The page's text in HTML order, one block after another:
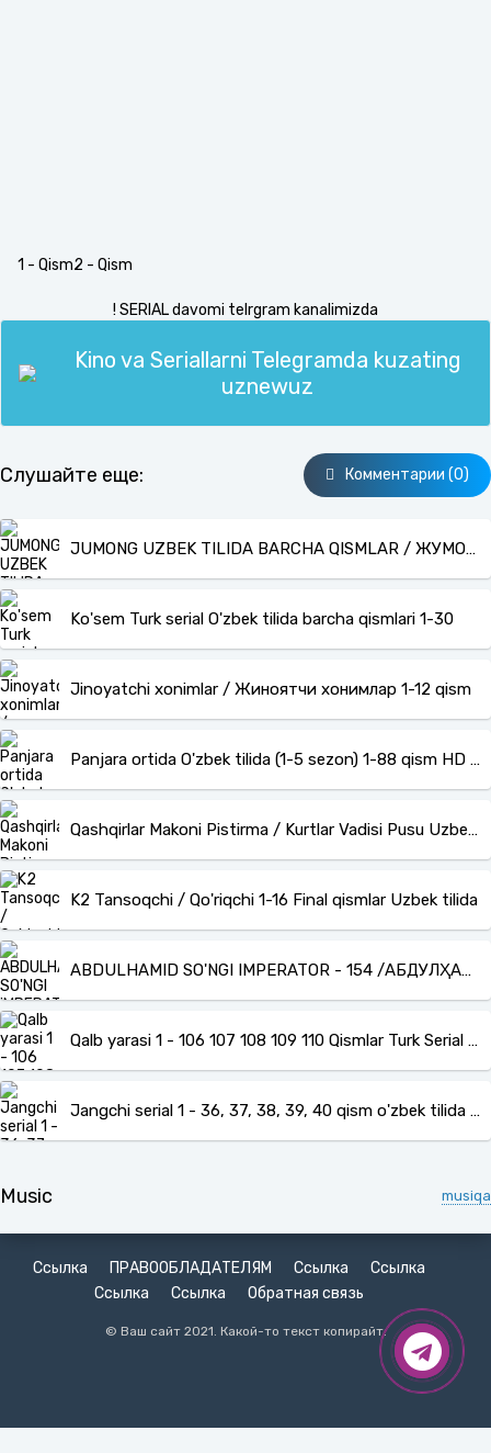
1 - Qism2 - Qism
! SERIAL davomi telrgram kanalimizda
Kino va Seriallarni Telegramda kuzating
uznewuz
Слушайте еще: Комментарии (0)
JUMONG UZBEK TILIDA BARCHA QISMLAR / ЖУМОНГ – УЗБЕК ТИЛИДА (1-162) КОРЕЯ СЕРИАЛИ
Ko'sem Turk serial O'zbek tilida barcha qismlari 1-30
Jinoyatchi xonimlar / Жиноятчи хонимлар 1-12 qism
Panjara ortida O'zbek tilida (1-5 sezon) 1-88 qism HD barcha qismlar
Qashqirlar Makoni Pistirma / Kurtlar Vadisi Pusu Uzbek tilida barcha qismlar
K2 Tansoqchi / Qo'riqchi 1-16 Final qismlar Uzbek tilida
ABDULHAMID SO'NGI IMPERATOR - 154 /АБДУЛҲАМИДХОН – СЎНГГИ ИМПЕРАТОР BARCHA QISMLAR O'ZBEK TILIDA
Qalb yarasi 1 - 106 107 108 109 110 Qismlar Turk Serial Uzbek O'zbek Tilida Barcha qismlari
Jangchi serial 1 - 36, 37, 38, 39, 40 qism o'zbek tilida barcha qismlari turk serial
Music musiqa
Ссылка ПРАВООБЛАДАТЕЛЯМ Ссылка
Ссылка
Ссылка
Ссылка Обратная связь
© Ваш сайт 2021. Какой-то текст копирайт.